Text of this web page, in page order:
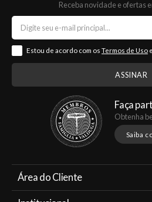
Receba novidade e ofertas
Estou de acordo com os Termos de Uso e
Faça
Obtenha
Saiba
Área do Cliente